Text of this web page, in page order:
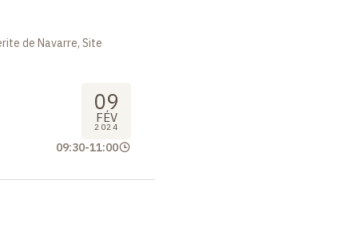
de Navarre, Site
09
FÉV
2024
09:30-11:00